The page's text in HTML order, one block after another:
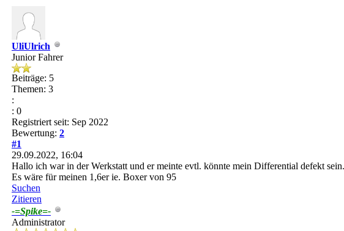
UliUlrich
Junior Fahrer
Beiträge: 5
Themen: 3
:
: 0
Registriert seit: Sep 2022
Bewertung: 2
#1
29.09.2022, 16:04
Hallo ich war in der Werkstatt und er meinte evtl. könnte mein Differential defekt
Es wäre für meinen 1,6er ie. Boxer von 95
Suchen
Zitieren
-=Spike=-
Administrator